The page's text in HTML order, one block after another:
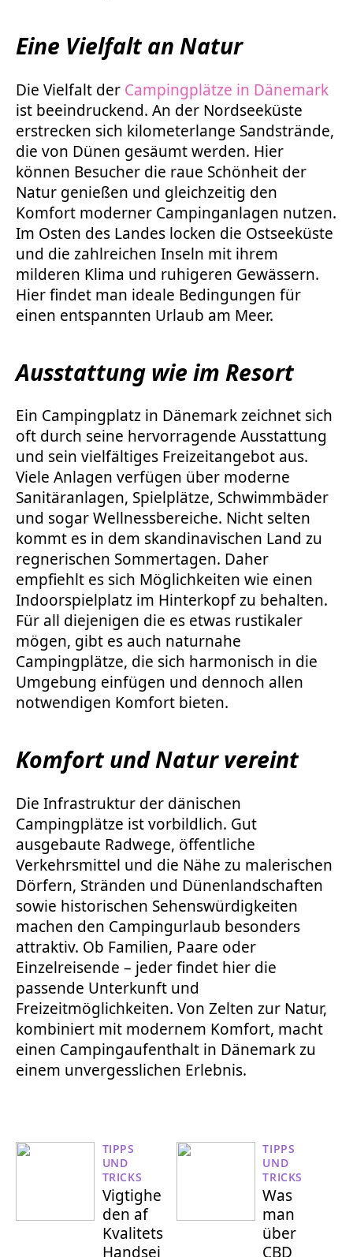
Eine Vielfalt an Natur
Die Vielfalt der Campingplätze in Dänemark
ist beeindruckend. An der Nordseeküste
erstrecken sich kilometerlange Sandstrände,
die von Dünen gesäumt werden. Hier
können Besucher die raue Schönheit der
Natur genießen und gleichzeitig den
Komfort moderner Campinganlagen nutzen.
Im Osten des Landes locken die Ostseeküste
und die zahlreichen Inseln mit ihrem
milderen Klima und ruhigeren Gewässern.
Hier findet man ideale Bedingungen für
einen entspannten Urlaub am Meer.
Ausstattung wie im Resort
Ein Campingplatz in Dänemark zeichnet sich
oft durch seine hervorragende Ausstattung
und sein vielfältiges Freizeitangebot aus.
Viele Anlagen verfügen über moderne
Sanitäranlagen, Spielplätze, Schwimmbäder
und sogar Wellnessbereiche. Nicht selten
kommt es in dem skandinavischen Land zu
regnerischen Sommertagen. Daher
empfiehlt es sich Möglichkeiten wie einen
Indoorspielplatz im Hinterkopf zu behalten.
Für all diejenigen die es etwas rustikaler
mögen, gibt es auch naturnahe
Campingplätze, die sich harmonisch in die
Umgebung einfügen und dennoch allen
notwendigen Komfort bieten.
Komfort und Natur vereint
Die Infrastruktur der dänischen
Campingplätze ist vorbildlich. Gut
ausgebaute Radwege, öffentliche
Verkehrsmittel und die Nähe zu malerischen
Dörfern, Stränden und Dünenlandschaften
sowie historischen Sehenswürdigkeiten
machen den Campingurlaub besonders
attraktiv. Ob Familien, Paare oder
Einzelreisende – jeder findet hier die
passende Unterkunft und
Freizeitmöglichkeiten. Von Zelten zur Natur,
kombiniert mit modernem Komfort, macht
einen Campingaufenthalt in Dänemark zu
einem unvergesslichen Erlebnis.
TIPPS
UND
TRICKS
Vigtighe
den af
Kvalitets
Handsei
TIPPS
UND
TRICKS
Was
man
über
CBD